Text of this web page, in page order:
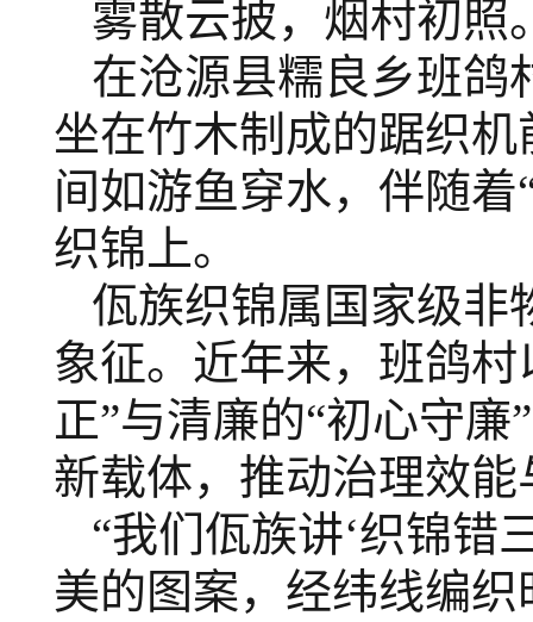
雾散云披，烟村初照
在沧源县糯良乡班鸽
坐在竹木制成的踞织
间如游鱼穿水，伴随着
织锦上。
佤族织锦属国家级非
象征。近年来，班鸽
正”与清廉的“初心守
新载体，推动治理效
“我们佤族讲‘织锦错
美的图案，经纬线编